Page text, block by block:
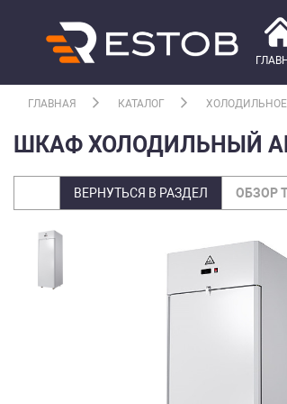
ГЛАВНАЯ КАТАЛОГ
ШКАФ ХОЛОДИЛЬНЫЙ
ВЕРНУТЬСЯ В РАЗДЕЛ ОБЗОР